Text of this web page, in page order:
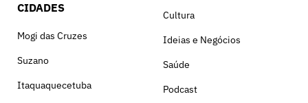
CIDADES
Mogi das Cruzes
Suzano
Itaquaquecetuba
Cultura
Ideias e Negócios
Saúde
Podcast